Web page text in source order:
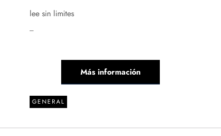
lee sin limites
Más información
GENERAL